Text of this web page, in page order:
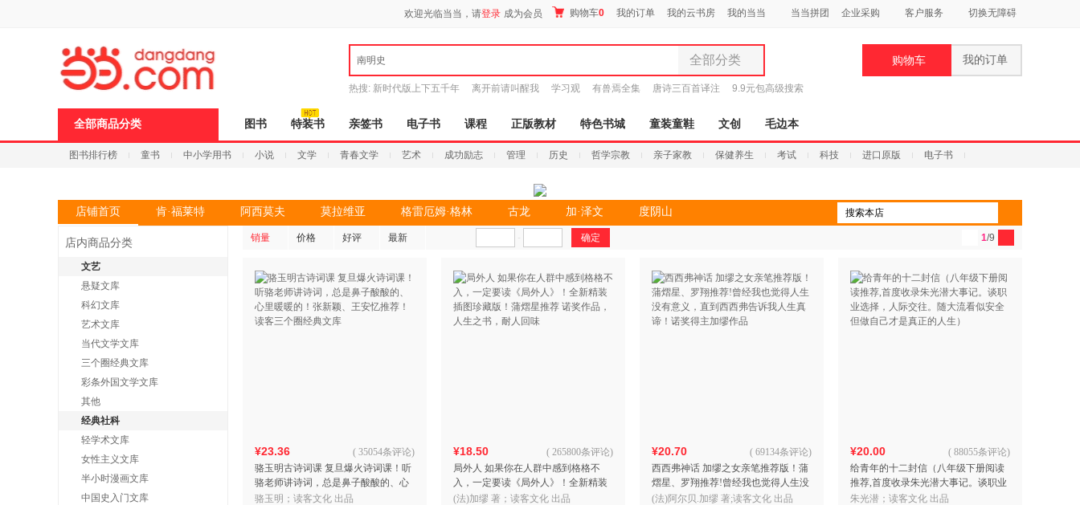
欢迎光临当当，请登录 成为会员 购物车0 我的订单 我的云书房 我的当当 当当拼团 企业采购 客户服务 切换无障碍
南明史 全部分类
全部分类
图书
电子书
音像
时尚美妆
童装童鞋
家居日用
家具装饰
手机通讯
数码影音
热搜: 新时代版上下五千年 离开前请叫醒我 学习观 有兽焉全集 唐诗三百首译注
9.9元包高级搜索
购物车 我的订单
全部商品分类 图书 特装书 亲签书 电子书 课程 正版教材 特色书城 童装童鞋 文创 毛边本
图书排行榜 童书 中小学用书 小说 文学 青春文学 艺术 成功励志 管理 历史 哲学宗教 亲子家教 保健养生 考试 科技 进口原版 电子书
店铺首页 肯·福莱特 阿西莫夫 莫拉维亚 格雷厄姆·格林 古龙 加·泽文 度阴山
搜索
店内商品分类
文艺
悬疑文库
科幻文库
艺术文库
当代文学文库
三个圈经典文库
彩条外国文学文库
其他
经典社科
轻学术文库
女性主义文库
半小时漫画文库
中国史入门文库
销量 价格 好评 最新 1/9
¥23.36
骆玉明古诗词课 复旦爆火诗词课！听
骆老师讲诗词，总是鼻子酸酸的、心
里暖暖的！张新颖、王安忆推荐！ 读
( 35054条评论)
骆玉明；读客文化 出品
¥18.50
局外人 如果你在人群中感到格格不
入，一定要读《局外人》！全新精装
插图珍藏版！蒲熠星推荐 诺奖作品，
( 265800条评论)
(法)加缪 著；读客文化 出品
¥20.70
西西弗神话 加缪之女亲笔推荐版！蒲
熠星、罗翔推荐!曾经我也觉得人生没
有意义，直到西西弗告诉我人生真
( 69134条评论)
(法)阿尔贝.加缪 著;读客文化 出品
¥20.00
给青年的十二封信（八年级下册阅读
推荐,首度收录朱光潜大事记。谈职业
选择，人际交往。随大流看似安全但
( 88055条评论)
朱光潜；读客文化 出品
页